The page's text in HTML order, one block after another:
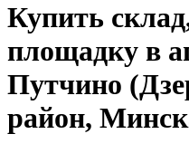
Купить
площадку в
Путчино
район,